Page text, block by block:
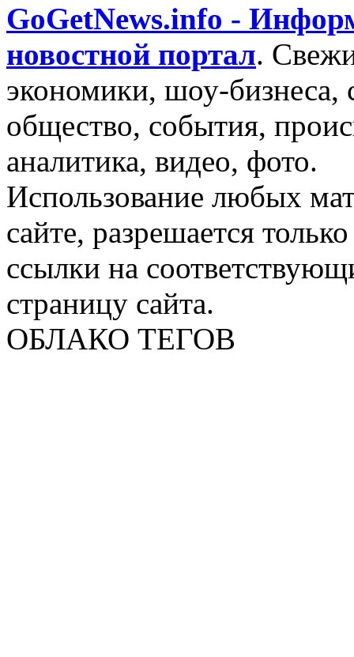
GoGetNews.info -
новостной портал.
экономики, шоу-бизнеса,
общество, события,
аналитика, видео, фото.
Использование любых
сайте, разрешается
ссылки на
страницу сайта.
ОБЛАКО ТЕГОВ